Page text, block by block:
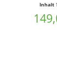
Inhalt